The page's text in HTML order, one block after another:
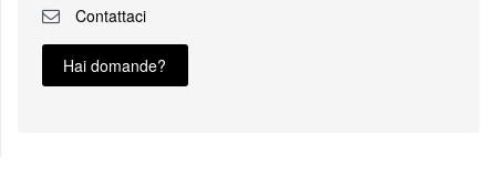
Contattaci
Hai domande?